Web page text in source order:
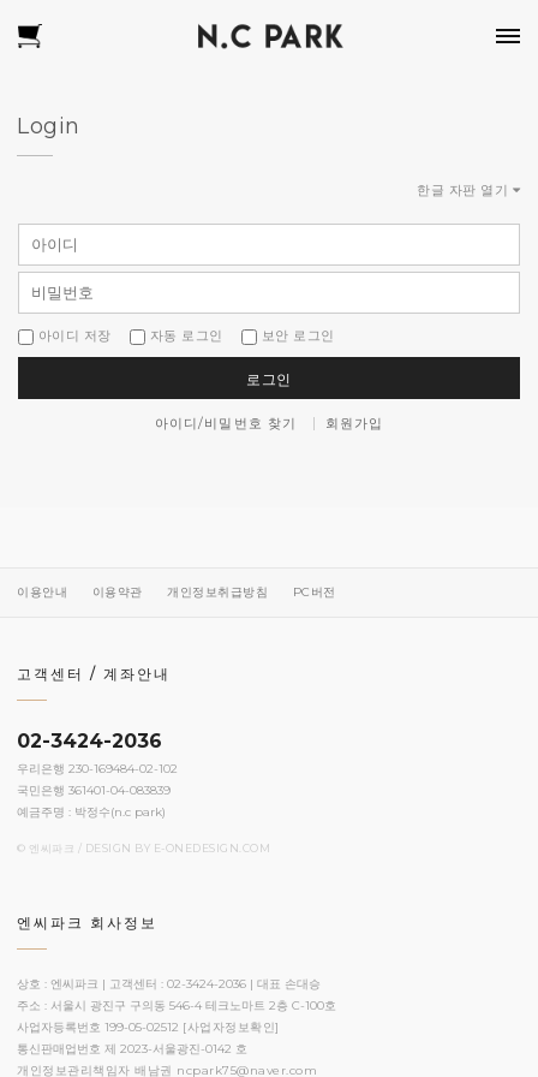
Login
한글 자판 열기
아이디 저장 자동 로그인 보안 로그인
로그인
아이디/비밀번호 찾기 회원가입
이용안내 이용약관 개인정보취급방침 PC버전
고객센터 / 계좌안내
02-3424-2036
우리은행 230-169484-02-102
국민은행 361401-04-083839
예금주명 : 박정수(n.c park)
© 엔씨파크 / DESIGN BY E-ONEDESIGN.COM
엔씨파크 회사정보
상호 : 엔씨파크 | 고객센터 : 02-3424-2036 | 대표 손대승
주소 : 서울시 광진구 구의동 546-4 테크노마트 2층 C-100호
사업자등록번호 199-05-02512 [사업자정보확인]
통신판매업번호 제 2023-서울광진-0142 호
개인정보관리책임자 배남권 ncpark75@naver.com